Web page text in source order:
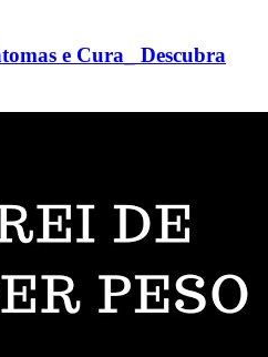
e Cura_ Descubra